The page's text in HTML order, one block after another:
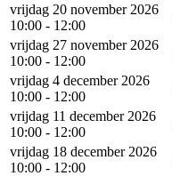
vrijdag 20 november 2026
10:00 - 12:00
vrijdag 27 november 2026
10:00 - 12:00
vrijdag 4 december 2026
10:00 - 12:00
vrijdag 11 december 2026
10:00 - 12:00
vrijdag 18 december 2026
10:00 - 12:00